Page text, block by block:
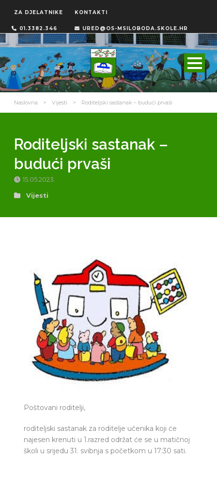
ZA DJELATNIKE KONTAKTI
01.3382.346 URED@OS-MSILOBODA.SKOLE.HR
Naslovna > Vijesti > Roditeljski sastanak – budući prvaši
Roditeljski sastanak –
budući prvaši
15.05.2023.
Vijesti
Poštovani roditelji,
roditeljski sastanak za roditelje učenika koji će
najesen krenuti u 1.razred održat će se u matičnoj
školi u srijedu 31. svibnja s početkom u 17:30 sati.